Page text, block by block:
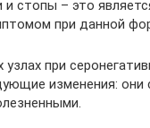
и стопы – это
при данной
при
изменения: они